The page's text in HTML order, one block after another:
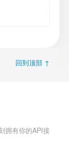
回到顶部 ↑
拥有你的API接